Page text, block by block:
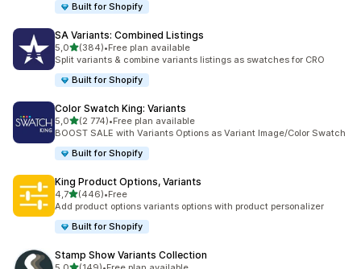
Built for Shopify
SA Variants: Combined Listings
5,0av 5 stjerner
(384)
Totalt 384 omtaler
•Free plan available
Split variants & combine variants listings as swatches for CRO
Built for Shopify
Color Swatch King: Variants
5,0av 5 stjerner
(2 774)
Totalt 2774 omtaler
•Free plan available
BOOST SALE with Variants Options as Variant Image/Color Swatch
Built for Shopify
King Product Options, Variants
4,7av 5 stjerner
(446)
Totalt 446 omtaler
•Free
Add product options variants options with product personalizer
Built for Shopify
Stamp Show Variants Collection
av 5 stjerner